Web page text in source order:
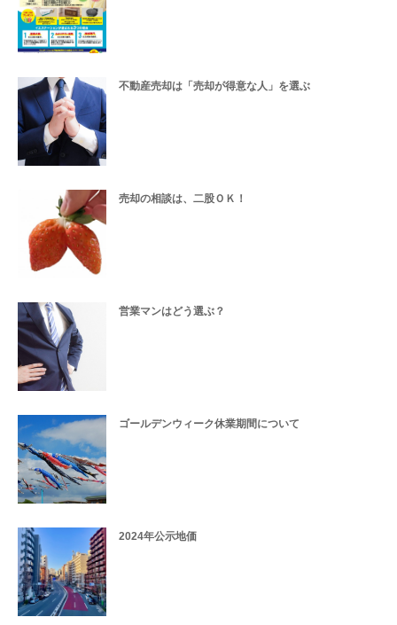
不動産売却は「売却が得意な人」を選ぶ
売却の相談は、二股ＯＫ！
営業マンはどう選ぶ？
ゴールデンウィーク休業期間について
2024年公示地価